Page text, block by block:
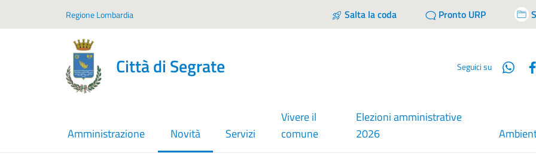
Regione Lombardia Salta la coda Pronto URP
Città di Segrate Seguici su
Amministrazione Novità
menu selezionato
Servizi
Vivere il
comune
Elezioni amministrative
2026